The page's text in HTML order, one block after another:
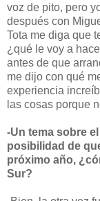
voz de pito, pero
después con
Tota me diga que
¿qué le voy a
antes de que
me dijo con qué
experiencia
las cosas porque
-Un tema sobre
posibilidad de
próximo año,
Sur?